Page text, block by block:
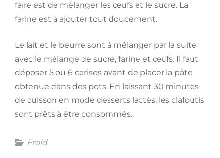
faire est de mélanger les œufs et le sucre. La
farine est à ajouter tout doucement.
Le lait et le beurre sont à mélanger par la suite
avec le mélange de sucre, farine et œufs. Il faut
déposer 5 ou 6 cerises avant de placer la pâte
obtenue dans des pots. En laissant 30 minutes
de cuisson en mode desserts lactés, les clafoutis
sont prêts à être consommés.
Categories
Froid